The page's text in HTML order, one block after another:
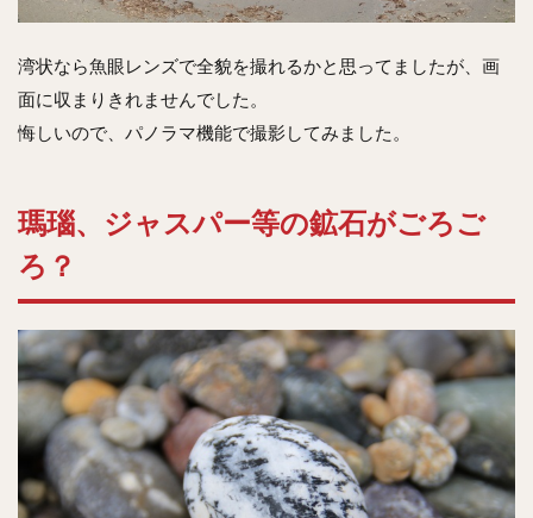
湾状なら魚眼レンズで全貌を撮れるかと思ってましたが、画
面に収まりきれませんでした。
悔しいので、パノラマ機能で撮影してみました。
瑪瑙、ジャスパー等の鉱石がごろご
ろ？